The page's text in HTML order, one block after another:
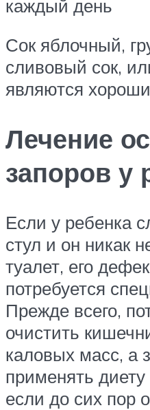
каждый день
Сок яблочный,
сливовый сок,
являются
Лечение
запоров у
Если у ребенка
стул и он никак
туалет, его
потребуется
Прежде всего,
очистить
каловых масс, а
применять
если до сих пор